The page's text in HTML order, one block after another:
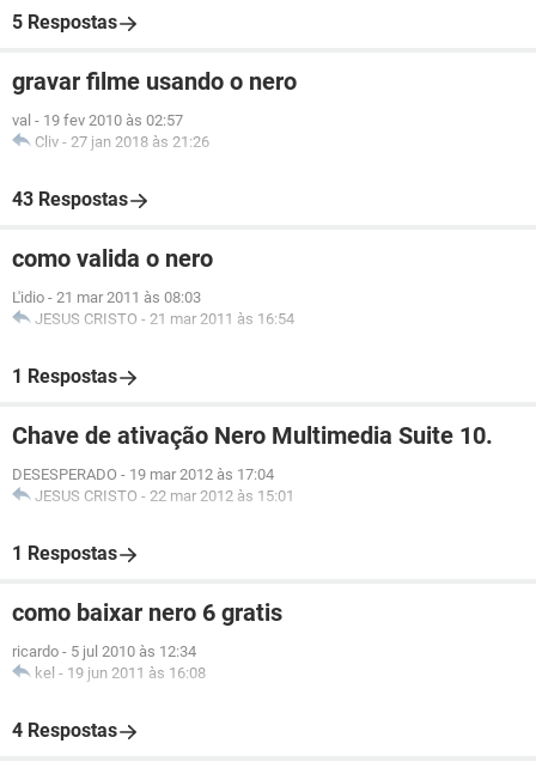
5 Respostas
gravar filme usando o nero
val - 19 fev 2010 às 02:57
Cliv - 27 jan 2018 às 21:26
43 Respostas
como valida o nero
L'idio - 21 mar 2011 às 08:03
JESUS CRISTO - 21 mar 2011 às 16:54
1 Respostas
Chave de ativação Nero Multimedia Suite 10.
DESESPERADO - 19 mar 2012 às 17:04
JESUS CRISTO - 22 mar 2012 às 15:01
1 Respostas
como baixar nero 6 gratis
ricardo - 5 jul 2010 às 12:34
kel - 19 jun 2011 às 16:08
4 Respostas